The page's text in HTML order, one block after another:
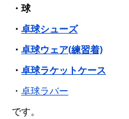
・球
・ 卓球シューズ
・ 卓球ウェア(練習着)
・ 卓球ラケットケース
・ 卓球ラバー
です。